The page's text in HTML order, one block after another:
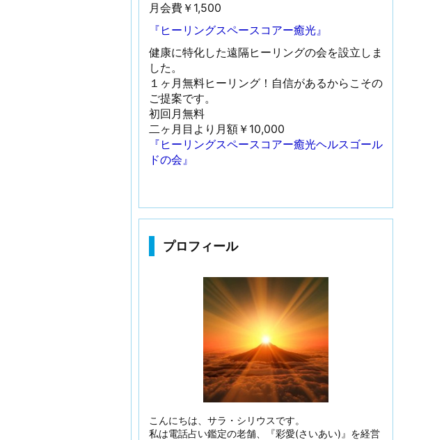
月会費￥1,500
『ヒーリングスペースコアー癒光』
健康に特化した遠隔ヒーリングの会を設立しま
した。
１ヶ月無料ヒーリング！自信があるからこその
ご提案です。
初回月無料
二ヶ月目より月額￥10,000
『ヒーリングスペースコアー癒光ヘルスゴール
ドの会』
プロフィール
こんにちは、サラ・シリウスです。
私は電話占い鑑定の老舗、『彩愛(さいあい)』を経営